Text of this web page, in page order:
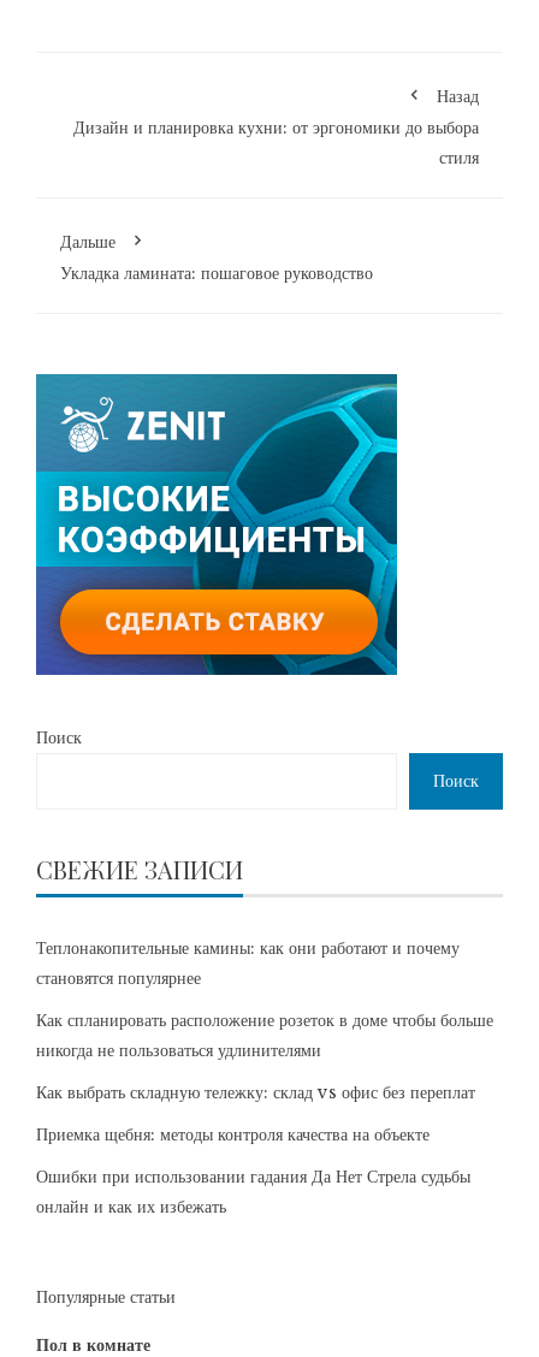
Назад
Дизайн и планировка кухни: от эргономики до выбора
стиля
Дальше
Укладка ламината: пошаговое руководство
Поиск
Поиск
СВЕЖИЕ ЗАПИСИ
Теплонакопительные камины: как они работают и почему
становятся популярнее
Как спланировать расположение розеток в доме чтобы больше
никогда не пользоваться удлинителями
Как выбрать складную тележку: склад vs офис без переплат
Приемка щебня: методы контроля качества на объекте
Ошибки при использовании гадания Да Нет Стрела судьбы
онлайн и как их избежать
Популярные статьи
Пол в комнате